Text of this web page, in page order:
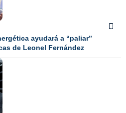
ayudará a “paliar”
de Leonel Fernández